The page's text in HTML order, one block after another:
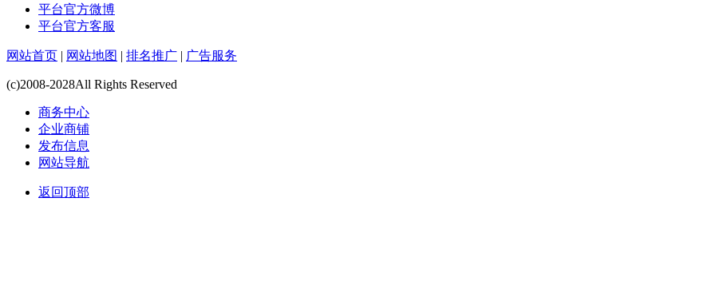
平台官方微博
平台官方客服
网站首页 | 网站地图 | 排名推广 | 广告服务
(c)2008-2028All Rights Reserved
商务中心
企业商铺
发布信息
网站导航
返回顶部